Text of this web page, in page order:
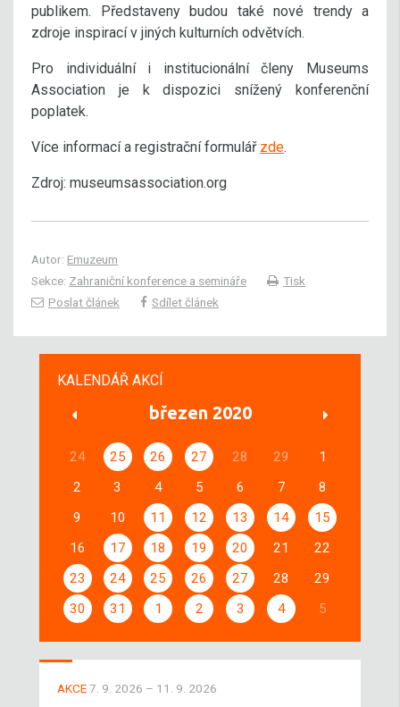
publikem. Představeny budou také nové trendy a
zdroje inspirací v jiných kulturních odvětvích.
Pro individuální i institucionální členy Museums
Association je k dispozici snížený konferenční
poplatek.
Více informací a registrační formulář zde.
Zdroj: museumsassociation.org
Autor: Emuzeum
Sekce: Zahraniční konference a semináře
Tisk
Poslat článek
Sdílet článek
KALENDÁŘ AKCÍ
březen 2020
24 25 26 27 28 29
1
2
3 4 5 6 7
8
9
10 11 12 13 14
15
16
17 18 19 20 21
22
23
24 25 26 27 28
29
30
31 1 2 3 4 5
AKCE7. 9. 2026 – 11. 9. 2026